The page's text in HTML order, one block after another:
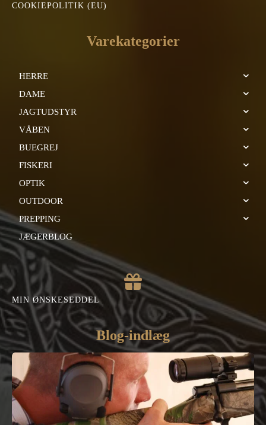
COOKIEPOLITIK (EU)
Varekategorier
HERRE
DAME
JAGTUDSTYR
VÅBEN
BUEGREJ
FISKERI
OPTIK
OUTDOOR
PREPPING
JÆGERBLOG
MIN ØNSKESEDDEL
Blog-indlæg